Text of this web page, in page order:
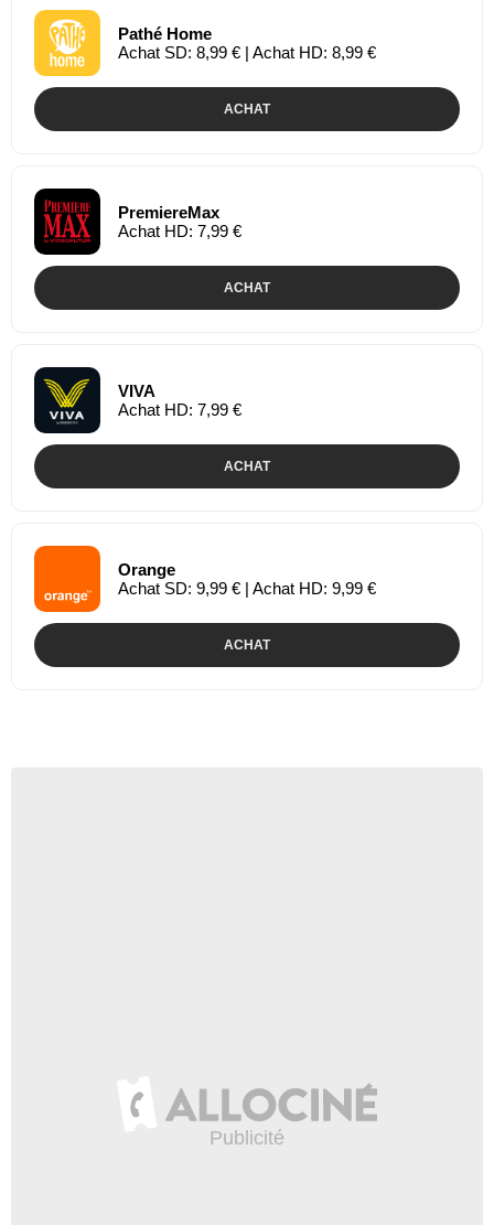
Pathé Home
Achat SD: 8,99 € | Achat HD: 8,99 €
ACHAT
PremiereMax
Achat HD: 7,99 €
ACHAT
VIVA
Achat HD: 7,99 €
ACHAT
Orange
Achat SD: 9,99 € | Achat HD: 9,99 €
ACHAT